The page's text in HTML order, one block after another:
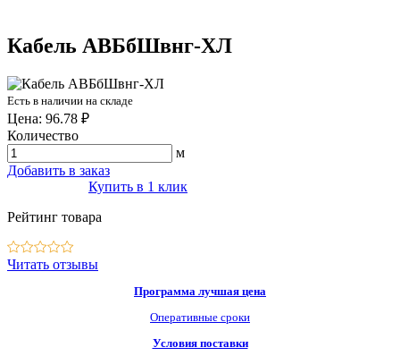
Кабель АВБбШвнг-ХЛ
Есть в наличии на складе
Цена: 96.78 ₽
Количество
м
Добавить в заказ
Купить в 1 клик
Рейтинг товара
Читать отзывы
Программа лучшая цена
Оперативные сроки
Условия поставки